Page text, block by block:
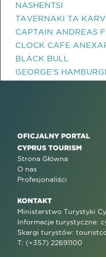
NASHENTSI
TAVERNAKI TA
CAPTAIN ANDREAS
CLOCK CAFE
BLACK BULL
GEORGE'S
OFICJALNY PORTAL
CYPRUS TOURISM
Strona Główna
O nas
Profesjonaliści
KONTAKT
Ministerstwo Turystyki
Informacje turystyczne:
Skargi turystów:
T: (+357) 22691100